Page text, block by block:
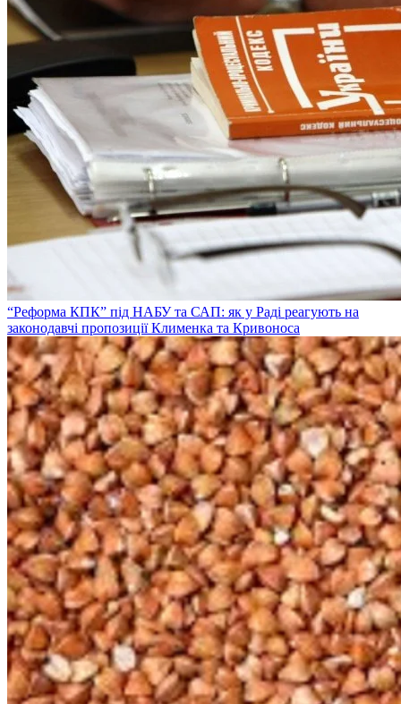
“Реформа КПК” під НАБУ та САП: як у Раді реагують на
законодавчі пропозиції Клименка та Кривоноса